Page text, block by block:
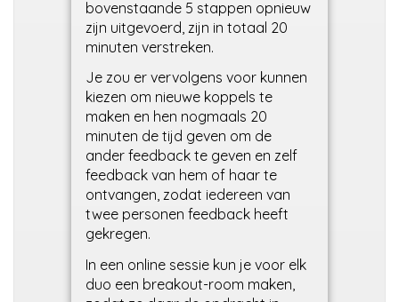
bovenstaande 5 stappen opnieuw
zijn uitgevoerd, zijn in totaal 20
minuten verstreken.
Je zou er vervolgens voor kunnen
kiezen om nieuwe koppels te
maken en hen nogmaals 20
minuten de tijd geven om de
ander feedback te geven en zelf
feedback van hem of haar te
ontvangen, zodat iedereen van
twee personen feedback heeft
gekregen.
In een online sessie kun je voor elk
duo een breakout-room maken,